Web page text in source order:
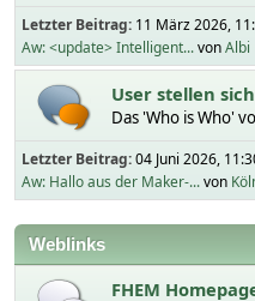
Letzter Beitrag: 11 März 2026,
Aw: <update> Intelligent...vonAlbi
User stellen
Das 'Who is Who'
Letzter Beitrag:04 Juni 2026,
Aw: Hallo aus der Maker-...von
Weblinks
FHEM